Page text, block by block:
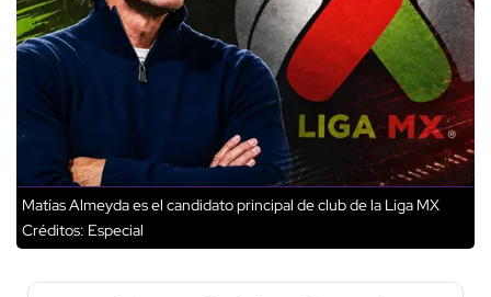
Matías Almeyda es el candidato principal de club de la Liga MX
Créditos: Especial